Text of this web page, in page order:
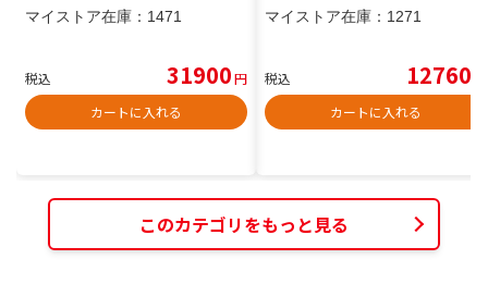
マイストア在庫： 1471
税込 31900円
カートに入れる
マイストア在庫： 1271
税込 12760
カートに入れる
このカテゴリをもっと見る